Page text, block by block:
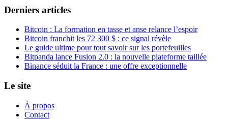
Derniers articles
Bitcoin : La formation en tasse et anse relance l’espoir
Bitcoin franchit les 72 300 $ : ce signal révèle
Le guide ultime pour tout savoir sur les portefeuilles
Bitpanda lance Fusion 2.0 : la nouvelle plateforme taillée
Binance séduit la France : une offre exceptionnelle
Le site
À propos
Contact